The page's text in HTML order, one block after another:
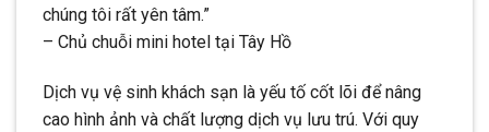
chúng tôi rất yên tâm.”
– Chủ chuỗi mini hotel tại Tây Hồ
Dịch vụ vệ sinh khách sạn là yếu tố cốt lõi để nâng
cao hình ảnh và chất lượng dịch vụ lưu trú. Với quy